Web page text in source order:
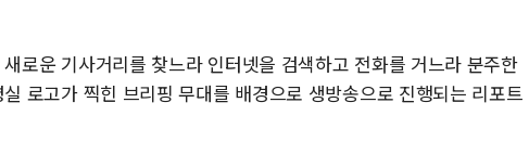
로운 기사거리를 찾느라 인터넷을 검색하고 전화를 거느라 분주한
로고가 찍힌 브리핑 무대를 배경으로 생방송으로 진행되는 리포트